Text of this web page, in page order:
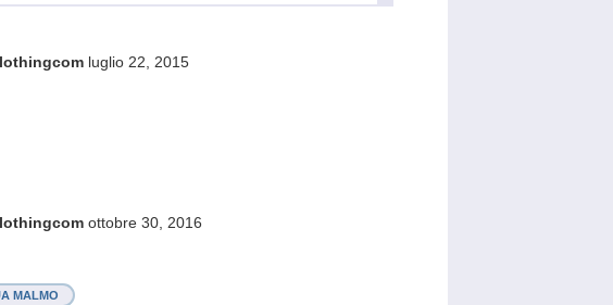
luglio 22, 2015
ottobre 30, 2016
MALMO